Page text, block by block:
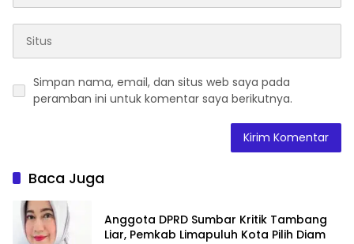
Simpan nama, email, dan situs web saya pada
peramban ini untuk komentar saya berikutnya.
Baca Juga
Anggota DPRD Sumbar Kritik Tambang
Liar, Pemkab Limapuluh Kota Pilih Diam